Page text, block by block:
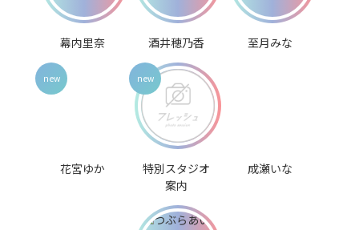
幕内里奈 酒井穂乃香 至月みな
花宮ゆか
特別スタジオ
案内
成瀬いな